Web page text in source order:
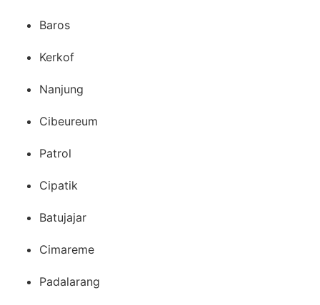
Baros
Kerkof
Nanjung
Cibeureum
Patrol
Cipatik
Batujajar
Cimareme
Padalarang